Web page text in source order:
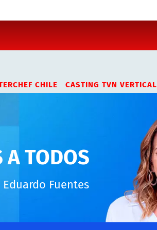
CHILE CASTING TVN VERTICAL
TODOS
Fuentes